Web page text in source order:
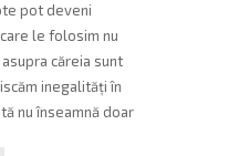
pot deveni
le folosim nu
căreia sunt
inegalități în
nu înseamnă doar